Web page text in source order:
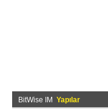
BitWise IM Yapılar